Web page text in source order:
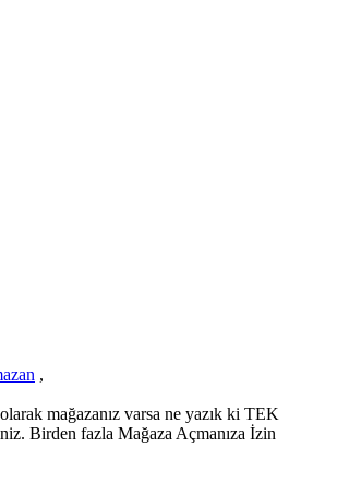
,
mağazanız varsa ne yazık ki TEK
Birden fazla Mağaza Açmanıza İzin